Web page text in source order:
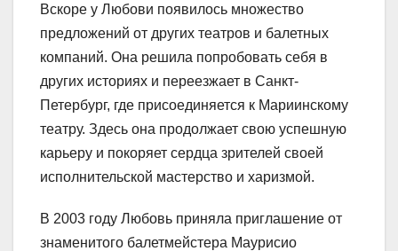
Вскоре у Любови появилось множество
предложений от других театров и балетных
компаний. Она решила попробовать себя в
других историях и переезжает в Санкт-
Петербург, где присоединяется к Мариинскому
театру. Здесь она продолжает свою успешную
карьеру и покоряет сердца зрителей своей
исполнительской мастерство и харизмой.
В 2003 году Любовь приняла приглашение от
знаменитого балетмейстера Маурисио